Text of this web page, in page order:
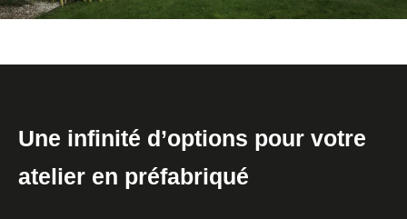
Une infinité d’options pour votre
atelier en préfabriqué